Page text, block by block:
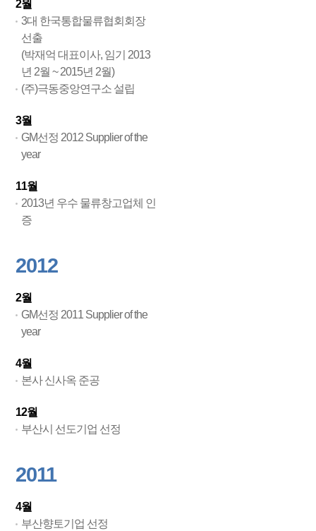
2월
3대 한국통합물류협회회장
선출
(박재억 대표이사, 임기 2013
년 2월 ~ 2015년 2월)
(주)극동중앙연구소 설립
3월
GM선정 2012 Supplier of the
year
11월
2013년 우수 물류창고업체 인
증
2012
2월
GM선정 2011 Supplier of the
year
4월
본사 신사옥 준공
12월
부산시 선도기업 선정
2011
4월
부산향토기업 선정